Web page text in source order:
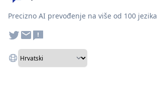
Precizno AI prevođenje na više od 100 jezika